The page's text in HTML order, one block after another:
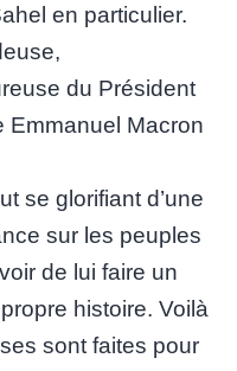
en particulier.
du Président
Emmanuel Macron
se glorifiant d’une
sur les peuples
de lui faire un
histoire. Voilà
sont faites pour